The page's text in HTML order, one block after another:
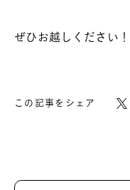
ぜひお越しください！
この記事をシェア